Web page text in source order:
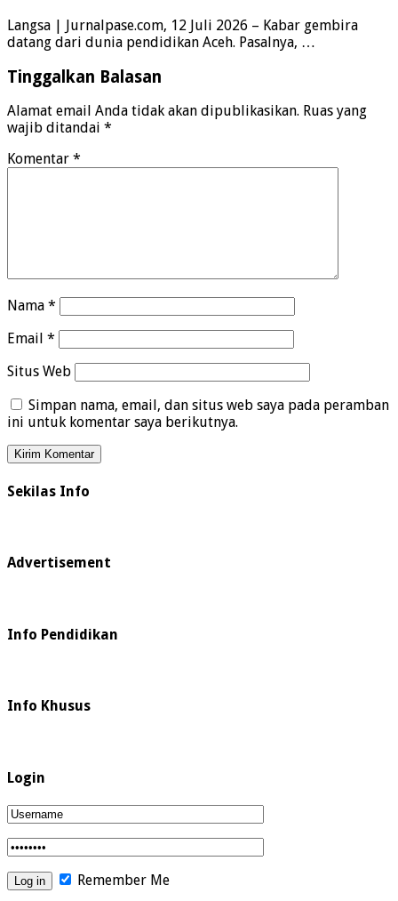
Langsa | Jurnalpase.com, 12 Juli 2026 – Kabar gembira
datang dari dunia pendidikan Aceh. Pasalnya, …
Tinggalkan Balasan
Alamat email Anda tidak akan dipublikasikan. Ruas yang
wajib ditandai *
Komentar *
Nama *
Email *
Situs Web
Simpan nama, email, dan situs web saya pada peramban
ini untuk komentar saya berikutnya.
Sekilas Info
Advertisement
Info Pendidikan
Info Khusus
Login
Remember Me